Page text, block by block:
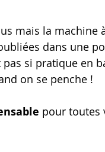
mais la machine
dans une
si pratique en
on se penche !
pour toutes